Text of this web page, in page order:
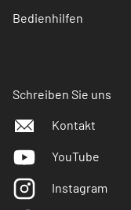
Bedienhilfen
Schreiben Sie uns
Kontakt
YouTube
Instagram